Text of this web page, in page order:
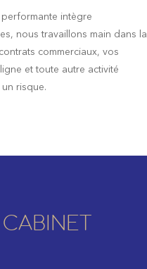
performante intègre
nous travaillons main dans la
commerciaux, vos
et toute autre activité
risque.